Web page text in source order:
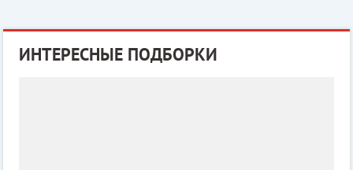
ИНТЕРЕСНЫЕ ПОДБОРКИ